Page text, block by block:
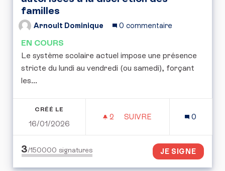
familles
Arnoult Dominique 0 commentaire
EN COURS
Le système scolaire actuel impose une présence
stricte du lundi au vendredi (ou samedi), forçant
les...
CRÉÉ LE
16/01/2026
2 2 ABONNÉS
SUIVRE
0
3/150000 signatures JE SIGNE